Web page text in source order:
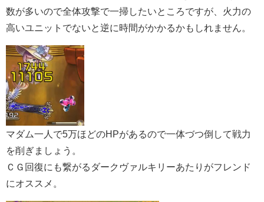
数が多いので全体攻撃で一掃したいところですが、火力の
高いユニットでないと逆に時間がかかるかもしれません。
マダム一人で5万ほどのHPがあるので一体づつ倒して戦力
を削ぎましょう。
ＣＧ回復にも繋がるダークヴァルキリーあたりがフレンド
にオススメ。